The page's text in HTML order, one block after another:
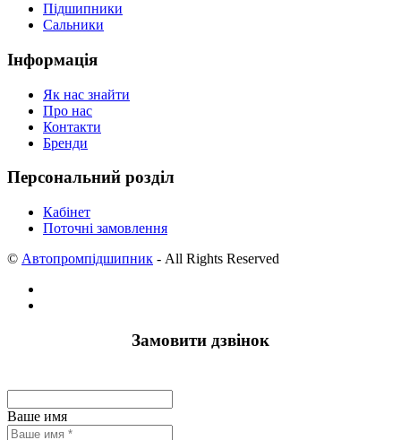
Підшипники
Сальники
Інформація
Як нас знайти
Про нас
Контакти
Бренди
Персональний розділ
Кабінет
Поточні замовлення
© Автопромпідшипник - All Rights Reserved
Замовити дзвінок
Ваше имя